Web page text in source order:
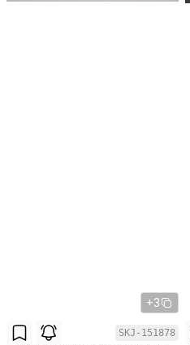
+3
SKJ-151878